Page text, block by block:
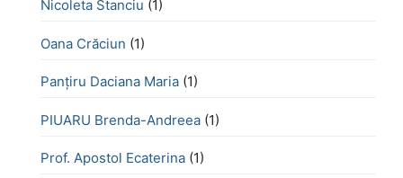
Nicoleta Stanciu (1)
Oana Crăciun (1)
Panțiru Daciana Maria (1)
PIUARU Brenda-Andreea (1)
Prof. Apostol Ecaterina (1)